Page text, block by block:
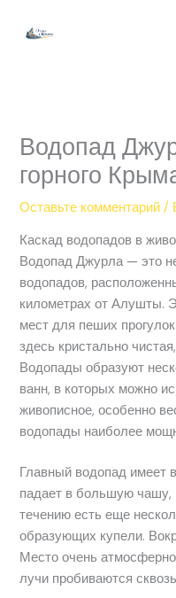
Водопад
горного
Оставьте комментарий /
Каскад водопадов в
Водопад Джурла — это
водопадов,
километрах от Алушты.
мест для пеших
здесь кристально
Водопады образуют
ванн, в которых можно
живописное, особенно
водопады наиболее
Главный водопад имеет
падает в большую
течению есть еще
образующих купели.
Место очень
лучи пробиваются